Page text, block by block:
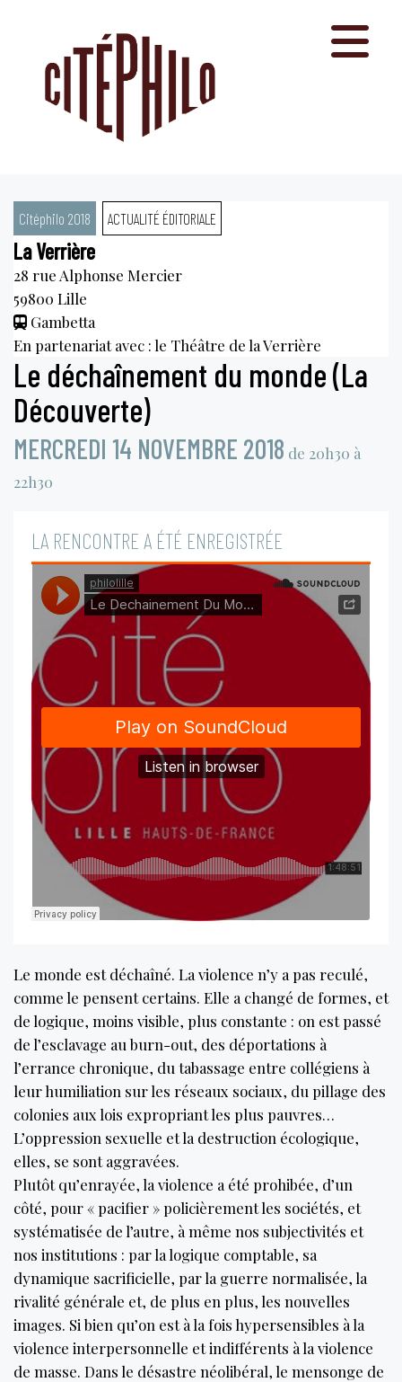
Citéphilo 2018 ACTUALITÉ ÉDITORIALE
La Verrière
28 rue Alphonse Mercier
59800 Lille
Gambetta
En partenariat avec : le Théâtre de la Verrière
Le déchaînement du monde (La
Découverte)
MERCREDI 14 NOVEMBRE 2018 de 20h30 à
22h30
LA RENCONTRE A ÉTÉ ENREGISTRÉE
Le monde est déchaîné. La violence n’y a pas reculé,
comme le pensent certains. Elle a changé de formes, et
de logique, moins visible, plus constante : on est passé
de l’esclavage au burn-out, des déportations à
l’errance chronique, du tabassage entre collégiens à
leur humiliation sur les réseaux sociaux, du pillage des
colonies aux lois expropriant les plus pauvres…
L’oppression sexuelle et la destruction écologique,
elles, se sont aggravées.
Plutôt qu’enrayée, la violence a été prohibée, d’un
côté, pour « pacifier » policièrement les sociétés, et
systématisée de l’autre, à même nos subjectivités et
nos institutions : par la logique comptable, sa
dynamique sacrificielle, par la guerre normalisée, la
rivalité générale et, de plus en plus, les nouvelles
images. Si bien qu’on est à la fois hypersensibles à la
violence interpersonnelle et indifférents à la violence
de masse. Dans le désastre néolibéral, le mensonge de